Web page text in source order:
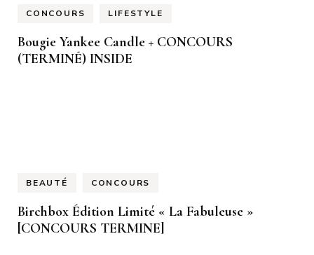
CONCOURS LIFESTYLE
Bougie Yankee Candle + CONCOURS
(TERMINÉ) INSIDE
BEAUTÉ CONCOURS
Birchbox Édition Limité « La Fabuleuse »
[CONCOURS TERMINE]